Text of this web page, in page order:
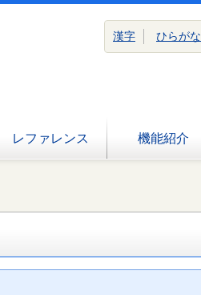
レファレンス 機能紹介
漢字 ひらがな